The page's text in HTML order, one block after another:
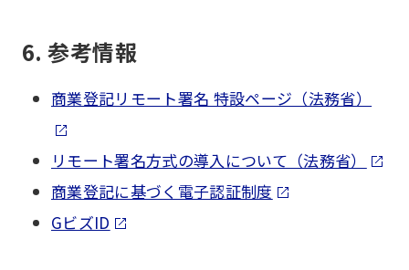
6. 参考情報
商業登記リモート署名 特設ページ（法務省）
リモート署名方式の導入について（法務省）
商業登記に基づく電子認証制度
GビズID